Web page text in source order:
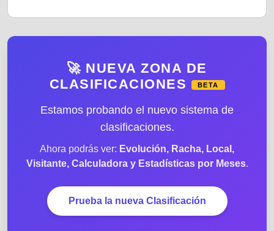
🚀 NUEVA ZONA DE
CLASIFICACIONES
BETA
Estamos probando el nuevo sistema de
clasificaciones.
Ahora podrás ver: Evolución, Racha, Local,
Visitante, Calculadora y Estadísticas por Meses.
Prueba la nueva Clasificación